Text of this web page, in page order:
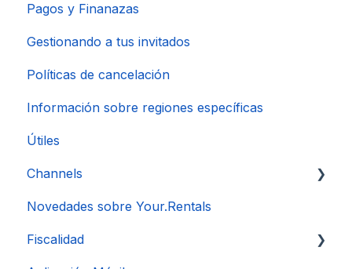
Pagos y Finanazas
Gestionando a tus invitados
Políticas de cancelación
Información sobre regiones específicas
Útiles
Channels
Conexión de Cuenta
Novedades sobre Your.Rentals
Fiscalidad